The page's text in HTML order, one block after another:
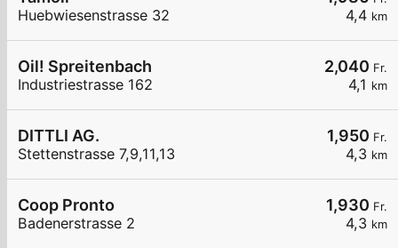
4,4 km
Huebwiesenstrasse 32
2,040 Fr.
4,1 km
Oil! Spreitenbach
Industriestrasse 162
1,950 Fr.
4,3 km
DITTLI AG.
Stettenstrasse 7,9,11,13
1,930 Fr.
4,3 km
Coop Pronto
Badenerstrasse 2